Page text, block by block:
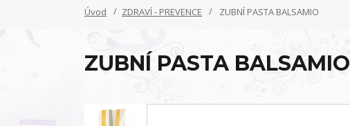
Úvod ZDRAVÍ - PREVENCE ZUBNÍ PASTA BALSAMIO
ZUBNÍ PASTA BALSAMIO